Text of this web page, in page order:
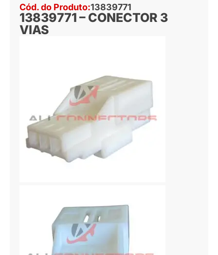
Cód. do Produto:13839771
13839771 – CONECTOR 3
VIAS